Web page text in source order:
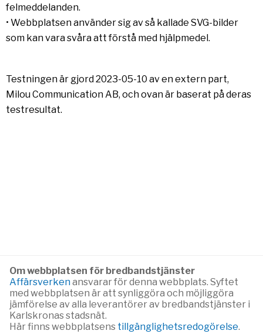
felmeddelanden.
• Webbplatsen använder sig av så kallade SVG-bilder
som kan vara svåra att förstå med hjälpmedel.
Testningen är gjord 2023-05-10 av en extern part,
Milou Communication AB, och ovan är baserat på deras
testresultat.
Om webbplatsen för bredbandstjänster
Affärsverkenansvarar för denna webbplats. Syftet
med webbplatsen är att synliggöra och möjliggöra
jämförelse av alla leverantörer av bredbandstjänster i
Karlskronas stadsnät.
Här finns webbplatsens tillgänglighetsredogörelse.